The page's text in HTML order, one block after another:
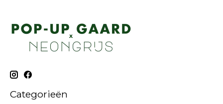
Categorieën